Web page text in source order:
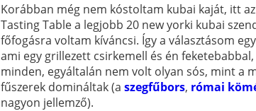
Korábban még nem kóstoltam kubai kaját, itt
Tasting Table a legjobb 20 new yorki kubai
főfogásra voltam kíváncsi. Így a választásom
ami egy grillezett csirkemell és én
minden, egyáltalán nem volt olyan sós, mint a
fűszerek domináltak (a szegfűbors, római
nagyon jellemző).